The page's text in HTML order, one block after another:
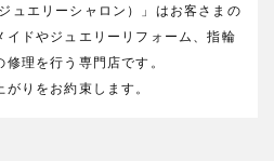
ュエリーシャロン）」はお客さまの
イドやジュエリーリフォーム、指輪
理を行う専門店です。
りをお約束します。